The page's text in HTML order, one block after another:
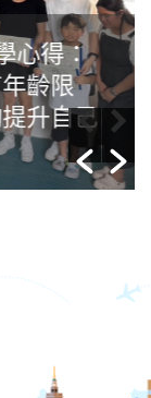
心得：
齡限
升自己